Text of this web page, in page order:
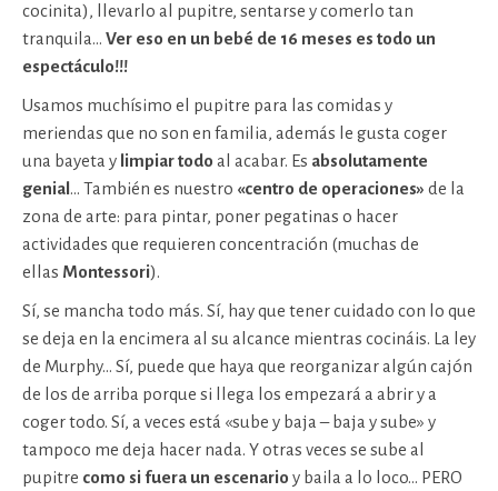
cocinita), llevarlo al pupitre, sentarse y comerlo tan
tranquila… Ver eso en un bebé de 16 meses es todo un
espectáculo!!!
Usamos muchísimo el pupitre para las comidas y
meriendas que no son en familia, además le gusta coger
una bayeta y limpiar todo al acabar. Es absolutamente
genial… También es nuestro «centro de operaciones» de la
zona de arte: para pintar, poner pegatinas o hacer
actividades que requieren concentración (muchas de
ellas Montessori).
Sí, se mancha todo más. Sí, hay que tener cuidado con lo que
se deja en la encimera al su alcance mientras cocináis. La ley
de Murphy… Sí, puede que haya que reorganizar algún cajón
de los de arriba porque si llega los empezará a abrir y a
coger todo. Sí, a veces está «sube y baja – baja y sube» y
tampoco me deja hacer nada. Y otras veces se sube al
pupitre como si fuera un escenario y baila a lo loco… PERO